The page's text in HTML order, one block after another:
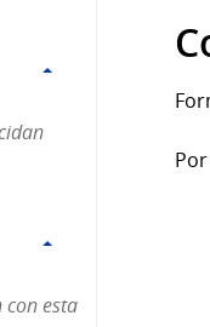
con esta